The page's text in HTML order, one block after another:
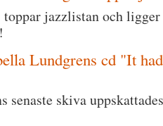
jazzlistan och ligger
Lundgrens cd "It
senaste skiva